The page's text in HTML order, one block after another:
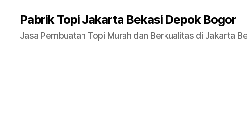
Pabrik Topi Jakarta Bekasi Depok Bogor
Jasa Pembuatan Topi Murah dan Berkualitas di Jakarta